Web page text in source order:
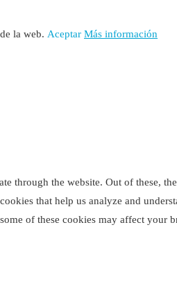
la web. Aceptar Más información
through the website. Out of these,
that help us analyze and
of these cookies may affect your